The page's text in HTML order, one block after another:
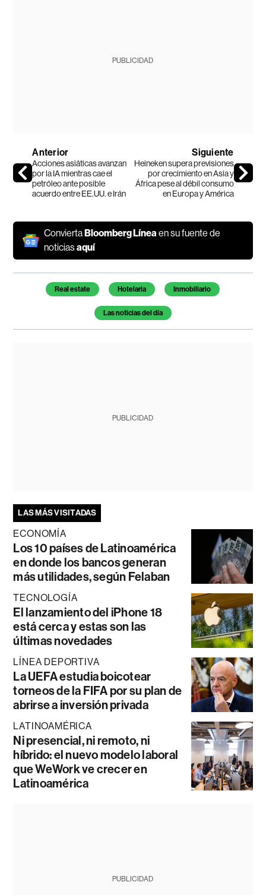
PUBLICIDAD
Anterior
Acciones asiáticas avanzan
por la IA mientras cae el
petróleo ante posible
acuerdo entre EE.UU. e Irán
Siguiente
Heineken supera previsiones
por crecimiento en Asia y
África pese al débil consumo
en Europa y América
ConviertaBloomberg Líneaen su fuente de
noticiasaquí
Temas de este artículo
Real estate Hotelaria Inmobiliario
Las noticias del día
PUBLICIDAD
LAS MÁS VISITADAS
ECONOMÍA
Los 10 países de Latinoamérica
en donde los bancos generan
más utilidades, según Felaban
TECNOLOGÍA
El lanzamiento del iPhone 18
está cerca y estas son las
últimas novedades
LÍNEA DEPORTIVA
La UEFA estudia boicotear
torneos de la FIFA por su plan de
abrirse a inversión privada
LATINOAMÉRICA
Ni presencial, ni remoto, ni
híbrido: el nuevo modelo laboral
que WeWork ve crecer en
Latinoamérica
PUBLICIDAD